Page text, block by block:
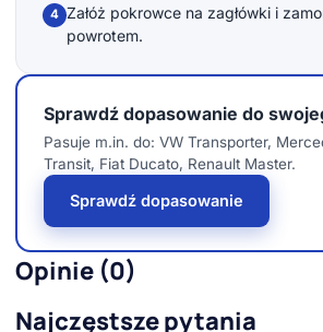
4 Załóż pokrowce na zagłówki i
powrotem.
Sprawdź dopasowanie do
Pasuje m.in. do: VW Transporter,
Transit, Fiat Ducato, Renault Master.
Sprawdź dopasowanie
Opinie (0)
Najczęstsze pytania